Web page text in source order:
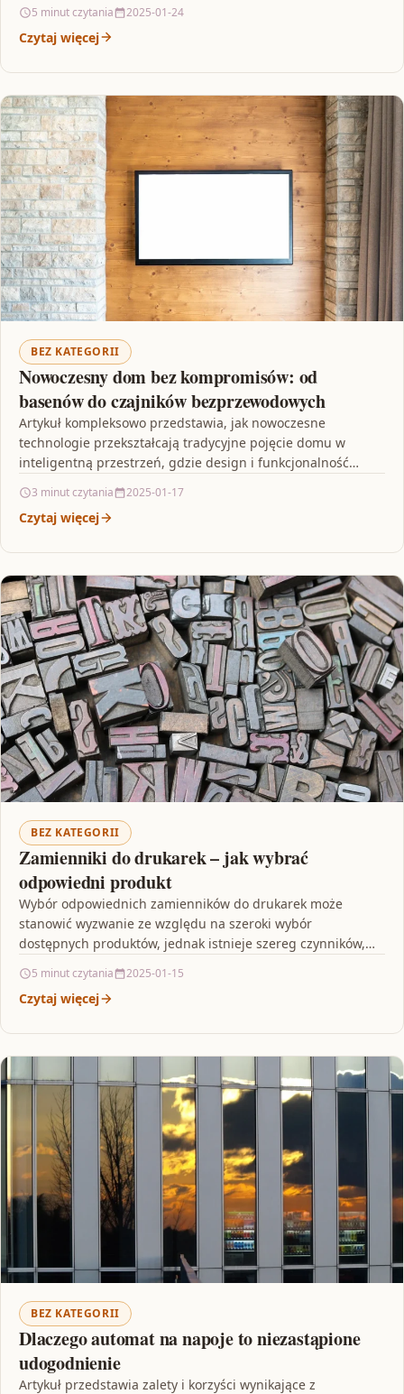
5 minut czytania 2025-01-24
Czytaj więcej
BEZ KATEGORII
Nowoczesny dom bez kompromisów: od
basenów do czajników bezprzewodowych
Artykuł kompleksowo przedstawia, jak nowoczesne
technologie przekształcają tradycyjne pojęcie domu w
inteligentną przestrzeń, gdzie design i funkcjonalność
rozwiązania,…
3 minut czytania 2025-01-17
Czytaj więcej
BEZ KATEGORII
Zamienniki do drukarek – jak wybrać
odpowiedni produkt
Wybór odpowiednich zamienników do drukarek może
stanowić wyzwanie ze względu na szeroki wybór
dostępnych produktów, jednak istnieje szereg czynników,
5 minut czytania 2025-01-15
Czytaj więcej
BEZ KATEGORII
Dlaczego automat na napoje to niezastąpione
udogodnienie
Artykuł przedstawia zalety i korzyści wynikające z